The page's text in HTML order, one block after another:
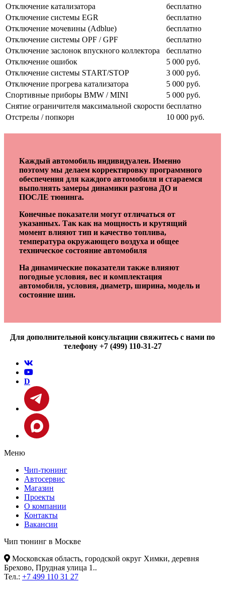
Отключение катализатора
бесплатно
Отключение системы EGR
бесплатно
Отключение мочевины (Adblue)
бесплатно
Отключение системы OPF / GPF
бесплатно
Отключение заслонок впускного коллектора
бесплатно
Отключение ошибок
5 000 руб.
Отключение системы START/STOP
3 000 руб.
Отключение прогрева катализатора
5 000 руб.
Спортивные приборы BMW / MINI
5 000 руб.
Снятие ограничителя максимальной скорости бесплатно
Отстрелы / попкорн
10 000 руб.
Каждый автомобиль индивидуален. Именно
поэтому мы делаем корректировку программного
обеспечения для каждого автомобиля и стараемся
выполнять замеры динамики разгона ДО и
ПОСЛЕ тюнинга.
Конечные показатели могут отличаться от
указанных. Так как на мощность и крутящий
момент влияют тип и качество топлива,
температура окружающего воздуха и общее
техническое состояние автомобиля
На динамические показатели также влияют
погодные условия, вес и комплектация
автомобиля, условия, диаметр, ширина, модель и
состояние шин.
Для дополнительной консультации свяжитесь с нами по
телефону +7 (499) 110-31-27
D
Меню
Чип-тюнинг
Автосервис
Магазин
Проекты
О компании
Контакты
Вакансии
Чип тюнинг в Москве
Московская область, городской округ Химки, деревня
Брехово, Прудная улица 1..
Тел.: +7 499 110 31 27